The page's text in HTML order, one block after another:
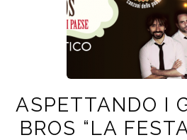
ASPETTANDO I
BROS “LA